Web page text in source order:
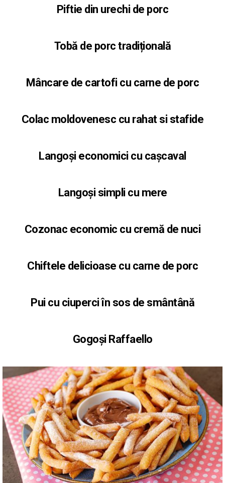
Piftie din urechi de porc
Tobă de porc tradițională
Mâncare de cartofi cu carne de porc
Colac moldovenesc cu rahat si stafide
Langoși economici cu cașcaval
Langoși simpli cu mere
Cozonac economic cu cremă de nuci
Chiftele delicioase cu carne de porc
Pui cu ciuperci în sos de smântână
Gogoși Raffaello